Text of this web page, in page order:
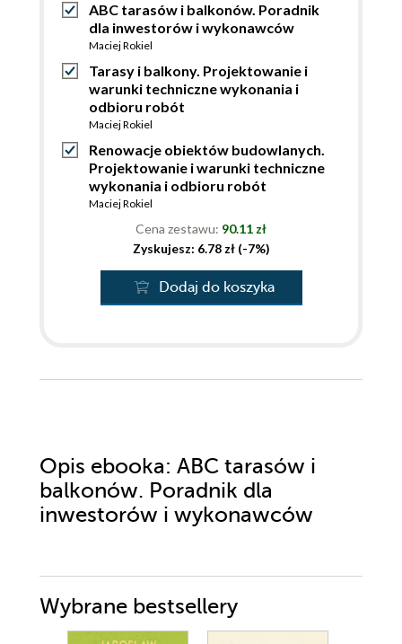
ABC tarasów i balkonów. Poradnik
dla inwestorów i wykonawców
Maciej Rokiel
Tarasy i balkony. Projektowanie i
warunki techniczne wykonania i
odbioru robót
Maciej Rokiel
Renowacje obiektów budowlanych.
Projektowanie i warunki techniczne
wykonania i odbioru robót
Maciej Rokiel
Cena zestawu: 90.11 zł
Zyskujesz: 6.78 zł (-7%)
Dodaj do koszyka
Opis ebooka: ABC tarasów i
balkonów. Poradnik dla
inwestorów i wykonawców
Wybrane bestsellery